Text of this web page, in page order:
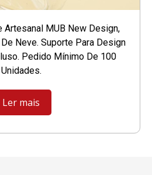
Artesanal MUB New Design,
Neve. Suporte Para Design
Pedido Mínimo De 100
Unidades.
Ler mais